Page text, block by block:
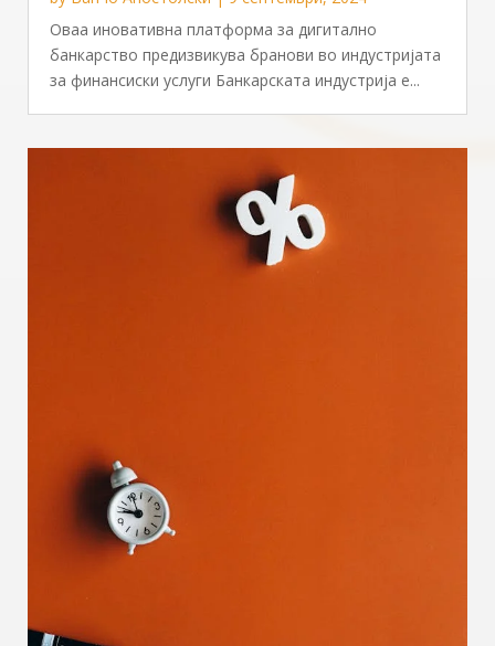
Оваа иновативна платформа за дигитално
банкарство предизвикува бранови во индустријата
за финансиски услуги Банкарската индустрија е...